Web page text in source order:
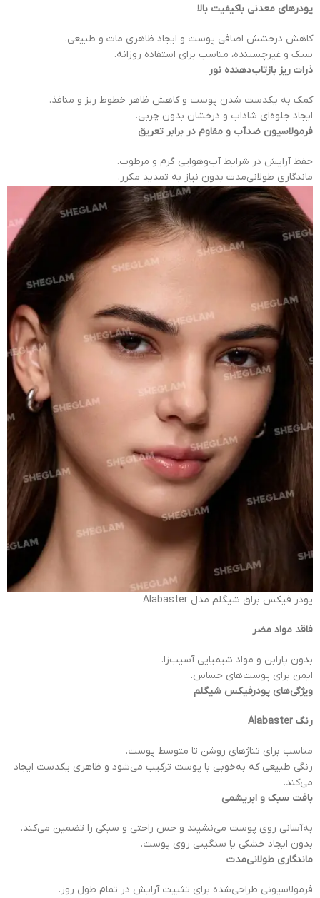
پودرهای معدنی باکیفیت بالا
کاهش درخشش اضافی پوست و ایجاد ظاهری مات و طبیعی.
سبک و غیرچسبنده، مناسب برای استفاده روزانه.
ذرات ریز بازتاب‌دهنده نور
کمک به یکدست شدن پوست و کاهش ظاهر خطوط ریز و منافذ.
ایجاد جلوه‌ای شاداب و درخشان بدون چربی.
فرمولاسیون ضدآب و مقاوم در برابر تعریق
حفظ آرایش در شرایط آب‌وهوایی گرم و مرطوب.
ماندگاری طولانی‌مدت بدون نیاز به تمدید مکرر.
پودر فیکس براق شیگلم مدل Alabaster
فاقد مواد مضر
بدون پارابن و مواد شیمیایی آسیب‌زا.
ایمن برای پوست‌های حساس.
ویژگی‌های پودرفیکس شیگلم
رنگ Alabaster
مناسب برای تناژهای روشن تا متوسط پوست.
رنگی طبیعی که به‌خوبی با پوست ترکیب می‌شود و ظاهری یکدست ایجاد
می‌کند.
بافت سبک و ابریشمی
به‌آسانی روی پوست می‌نشیند و حس راحتی و سبکی را تضمین می‌کند.
بدون ایجاد خشکی یا سنگینی روی پوست.
ماندگاری طولانی‌مدت
فرمولاسیونی طراحی‌شده برای تثبیت آرایش در تمام طول روز.